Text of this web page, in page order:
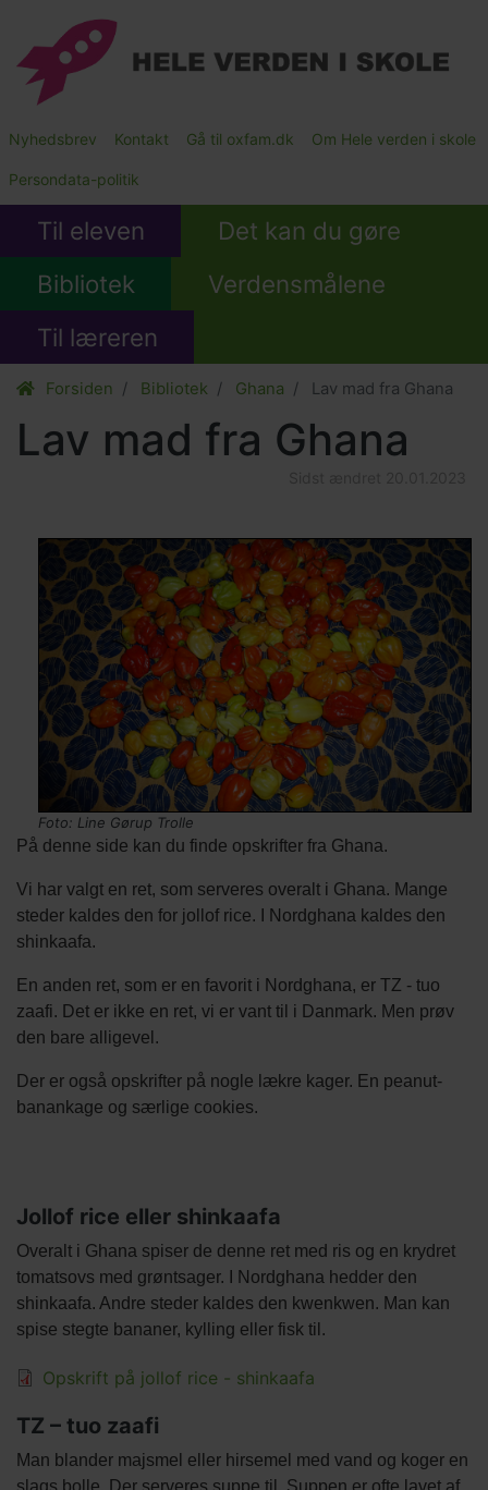
hovedindhold
Main
Submenu
Nyhedsbrev Kontakt Gå til oxfam.dk Om Hele verden i skole
Persondata-politik
Til eleven
Det kan du gøre
Bibliotek
Verdensmålene
Til læreren
Forsiden Bibliotek Ghana Lav mad fra Ghana
Lav mad fra Ghana
elementer
Billede
Image
Billede
kredit
Foto: Line Gørup Trolle
På denne side kan du finde opskrifter fra Ghana.
Vi har valgt en ret, som serveres overalt i Ghana. Mange
steder kaldes den for jollof rice. I Nordghana kaldes den
shinkaafa.
En anden ret, som er en favorit i Nordghana, er TZ - tuo
zaafi. Det er ikke en ret, vi er vant til i Danmark. Men prøv
den bare alligevel.
Der er også opskrifter på nogle lækre kager. En peanut-
banankage og særlige cookies.
Jollof rice eller shinkaafa
Tekst
afsnit
Overalt i Ghana spiser de denne ret med ris og en krydret
tomatsovs med grøntsager. I Nordghana hedder den
shinkaafa. Andre steder kaldes den kwenkwen. Man kan
spise stegte bananer, kylling eller fisk til.
FilerOpskrift på jollof rice - shinkaafa
Titel
TZ – tuo zaafi
Tekst
Man blander majsmel eller hirsemel med vand og koger en